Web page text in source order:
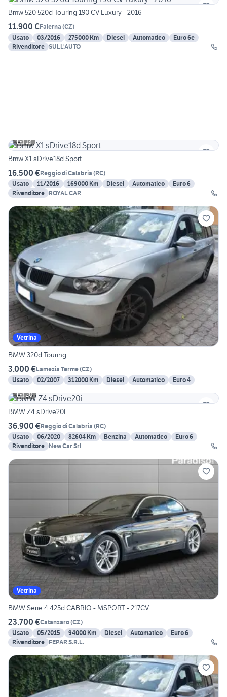
Bmw 520 520d Touring 190 CV Luxury - 2016
11.900 €Falerna (CZ)
Usato
03/2016 275000 Km Diesel Automatico
Euro 6e
Rivenditore SULL'AUTO
13
Bmw X1 sDrive18d Sport
16.500 €Reggio di Calabria (RC)
Usato
11/2016 169000 Km Diesel Automatico
Euro 6
Rivenditore ROYAL CAR
Vetrina
BMW 320d Touring
3.000 €Lamezia Terme(CZ)
Usato
02/2007 312000 Km Diesel Automatico
Euro 4
20
BMW Z4 sDrive20i
36.900 €Reggio di Calabria (RC)
Usato
06/2020 82604 Km Benzina Automatico
Euro 6
Rivenditore New Car Srl
Vetrina
BMW Serie 4 425d CABRIO - MSPORT - 217CV
23.700 €Catanzaro(CZ)
Usato
05/2015 94000 Km Diesel Automatico
Euro 6
Rivenditore FEPAR S.R.L.